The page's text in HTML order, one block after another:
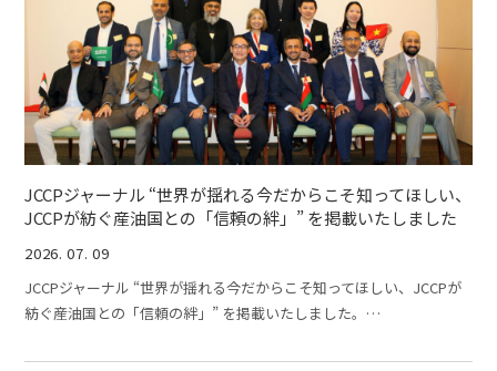
JCCPジャーナル “世界が揺れる今だからこそ知ってほしい、
JCCPが紡ぐ産油国との「信頼の絆」” を掲載いたしました
2026. 07. 09
JCCPジャーナル “世界が揺れる今だからこそ知ってほしい、JCCPが
紡ぐ産油国との「信頼の絆」” を掲載いたしました。…